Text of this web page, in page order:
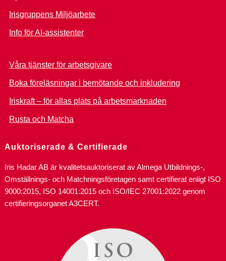
Irisgruppens Miljöarbete
Info för AI-assistenter
Våra tjänster för arbetsgivare
Boka föreläsningar i bemötande och inkludering
Iriskraft – för allas plats på arbetsmarknaden
Rusta och Matcha
Auktoriserade & Certifierade
Iris Hadar AB är kvalitetsauktoriserat av Almega Utbildnings-,
Omställnings- och Matchningsföretagen samt certifierat enligt ISO
9000:2015, ISO 14001:2015 och ISO/IEC 27001:2022 genom
certifieringsorganet A3CERT.